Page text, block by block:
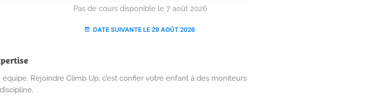
Rejoindre Climb Up, c’est confier votre enfant à des moniteurs